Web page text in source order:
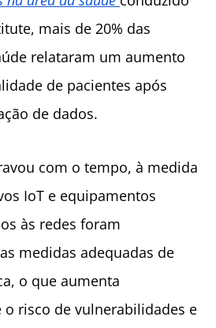
mais de 20% das
relataram um aumento
de pacientes após
de dados.
com o tempo, à medida
IoT e equipamentos
às redes foram
medidas adequadas de
o que aumenta
risco de vulnerabilidades e